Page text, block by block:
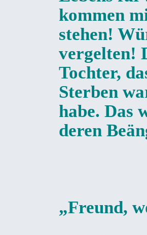
kommen
stehen!
vergelten!
Tochter,
Sterben
habe. Das
deren
„Freund,